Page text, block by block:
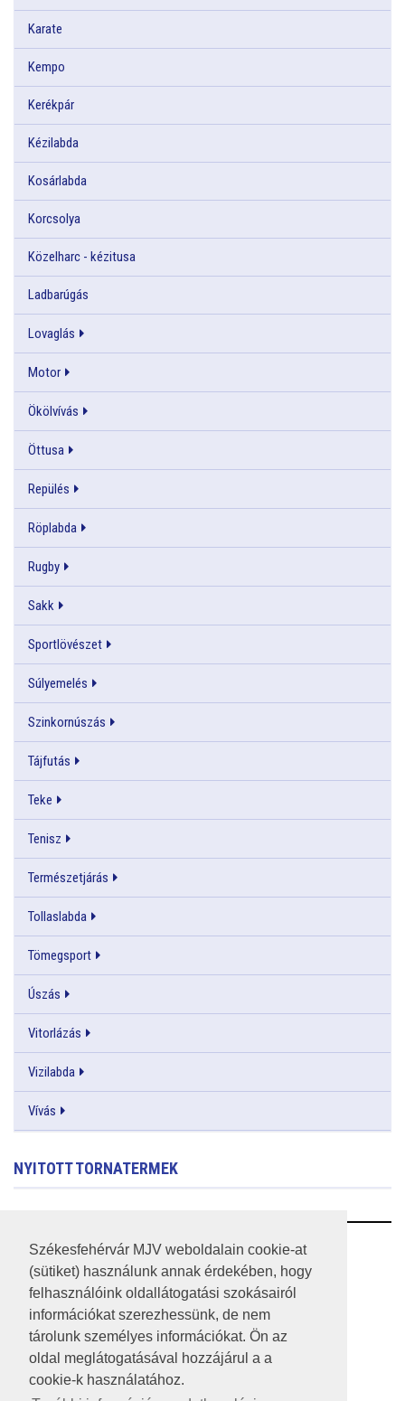
Székesfehérvár MJV weboldalain cookie-at
(sütiket) használunk annak érdekében, hogy
felhasználóink oldallátogatási szokásairól
információkat szerezhessünk, de nem
tárolunk személyes információkat. Ön az
oldal meglátogatásával hozzájárul a a
cookie-k használatához.
Karate
Kempo
Kerékpár
Kézilabda
Kosárlabda
Korcsolya
Közelharc - kézitusa
Ladbarúgás
Lovaglás
Motor
Ökölvívás
Öttusa
Repülés
Röplabda
Rugby
Sakk
Sportlövészet
Súlyemelés
Szinkornúszás
Tájfutás
Teke
Tenisz
Természetjárás
Tollaslabda
Tömegsport
Úszás
Vitorlázás
Vizilabda
Vívás
NYITOTT TORNATERMEK
RSS
A HONLAP 2017.03.31-I ÁLLAPOTA
JOGI NYILATKOZAT
IMPRESSZUM